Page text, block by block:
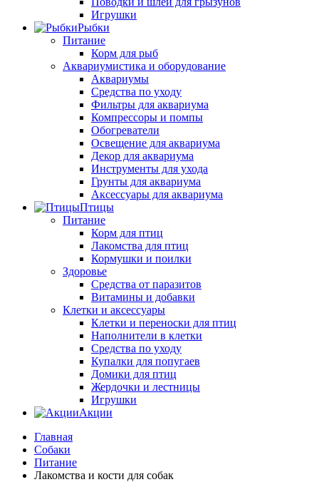
Игрушки
Рыбки
Питание
Корм для рыб
Аквариумистика и оборудование
Аквариумы
Средства по уходу
Фильтры для аквариума
Компрессоры и помпы
Обогреватели
Освещение для аквариума
Декор для аквариума
Инструменты для ухода
Грунты для аквариума
Аксессуары для аквариума
Птицы
Питание
Корм для птиц
Лакомства для птиц
Кормушки и поилки
Здоровье
Средства от паразитов
Витамины и добавки
Клетки и аксессуары
Клетки и переноски для птиц
Наполнители в клетки
Средства по уходу
Купалки для попугаев
Домики для птиц
Жердочки и лестницы
Игрушки
Акции
Главная
Собаки
Питание
Лакомства и кости для собак